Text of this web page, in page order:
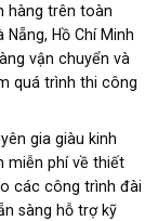
hàng trên toàn
Hồ Chí Minh
vận chuyển và
quá trình thi công
gia giàu kinh
miễn phí về thiết
các công trình đài
sàng hỗ trợ kỹ